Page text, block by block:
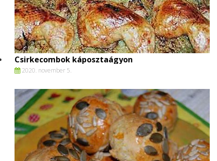
Csirkecombok káposztaágyon
2020. november 5.